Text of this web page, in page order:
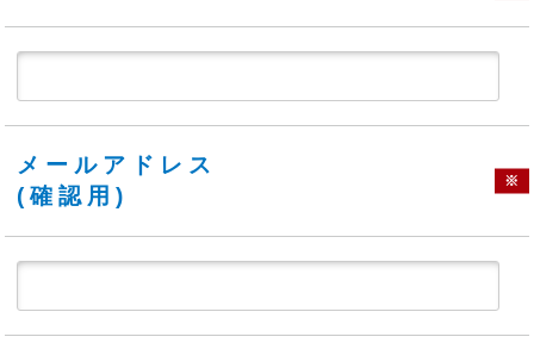
メールアドレス
(確認用)
※